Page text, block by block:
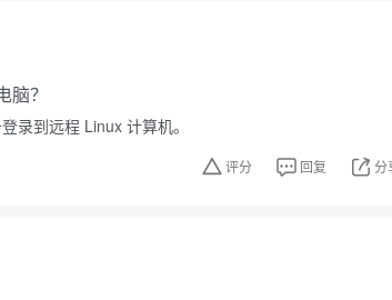
？
录到远程 Linux 计算机。
评分 回复 分